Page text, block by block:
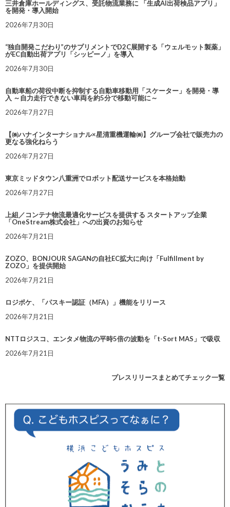
三井倉庫ホールディングス、受託物流業務に 「生成AI出荷検品アプリ」
を開発・導入開始
2026年7月30日
“独自開発こだわり”のサプリメントでD2C展開する「ウェルモット製薬」
がEC自動出荷アプリ「シッピーノ」を導入
2026年7月30日
自動車船の荷役中断を抑制する自動車移動用「スケーター」を開発・導
入 ～自力走行できない車両を約5分で移動可能に～
2026年7月27日
【㈱ハナインターナショナル×星清重機運輸㈱】グループ会社で販売力の
更なる強化ねらう
2026年7月27日
東京ミッドタウン八重洲でロボット配送サービスを本格始動
2026年7月27日
上組／コンテナ物流最適化サービスを提供する スタートアップ企業
「OneStream株式会社」への出資のお知らせ
2026年7月21日
ZOZO、BONJOUR SAGANの自社EC拡大に向け「Fulfillment by
ZOZO」を提供開始
2026年7月21日
ロジポケ、「パスキー認証（MFA）」機能をリリース
2026年7月21日
NTTロジスコ、エンタメ物流の平時5倍の波動を「t-Sort MAS」で吸収
2026年7月21日
プレスリリースまとめてチェック一覧